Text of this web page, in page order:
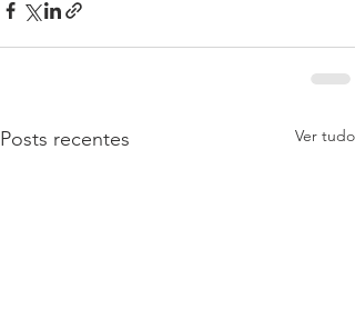
Posts recentes Ver tudo